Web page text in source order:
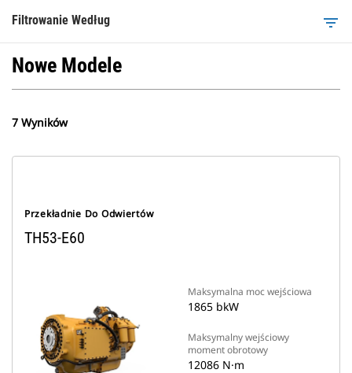
Filtrowanie Według filter_list
Nowe Modele
7 Wyników
Przekładnie Do Odwiertów
TH53-E60
Maksymalna moc wejściowa
1865 bkW
Maksymalny wejściowy
moment obrotowy
12086 N·m